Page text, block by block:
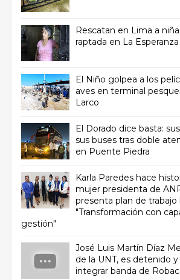
Rescatan en Lima a
raptada en La Esperanza
El Niño golpea a los
aves en terminal
Larco
El Dorado dice basta:
sus buses tras doble
en Puente Piedra
Karla Paredes hace
mujer presidenta de
presenta plan de trabajo
"Transformación con
gestión"
José Luis Martín Díaz
de la UNT, es detenido
integrar banda de